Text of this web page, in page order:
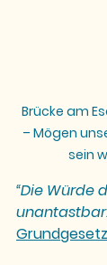
Brücke am
– Mögen
sein
“Die Würde
Grundgesetz